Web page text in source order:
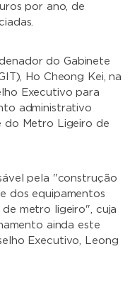
por ano, de
do Gabinete
Ho Cheong Kei, na
Executivo para
administrativo
do Metro Ligeiro de
pela "construção
dos equipamentos
metro ligeiro", cuja
ainda este
Executivo, Leong